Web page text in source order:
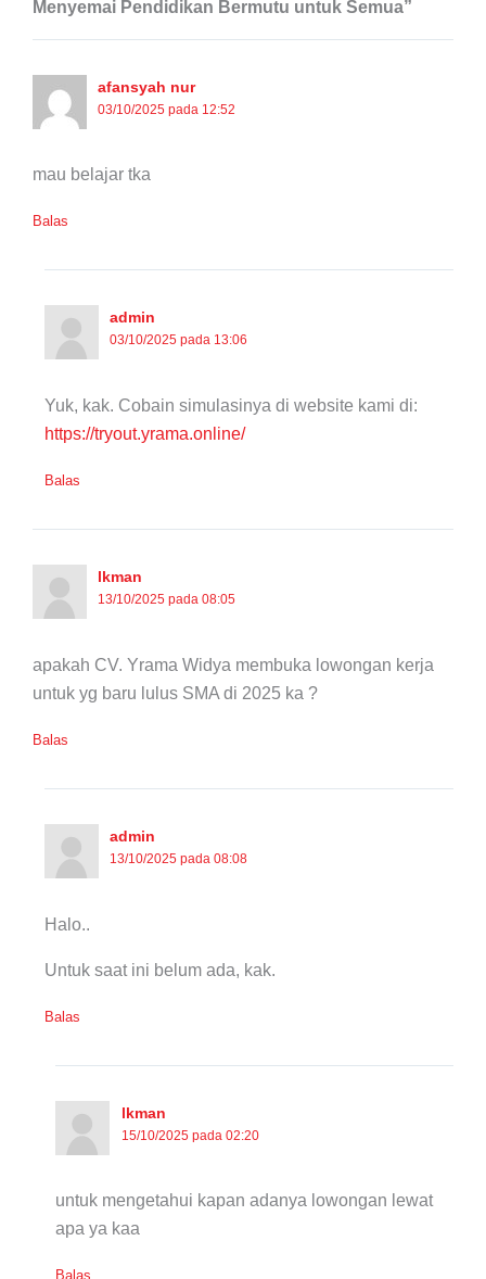
Menyemai Pendidikan Bermutu untuk Semua”
afansyah nur
03/10/2025 pada 12:52
mau belajar tka
Balas
admin
03/10/2025 pada 13:06
Yuk, kak. Cobain simulasinya di website kami di:
https://tryout.yrama.online/
Balas
lkman
13/10/2025 pada 08:05
apakah CV. Yrama Widya membuka lowongan kerja
untuk yg baru lulus SMA di 2025 ka ?
Balas
admin
13/10/2025 pada 08:08
Halo..
Untuk saat ini belum ada, kak.
Balas
lkman
15/10/2025 pada 02:20
untuk mengetahui kapan adanya lowongan lewat
apa ya kaa
Balas